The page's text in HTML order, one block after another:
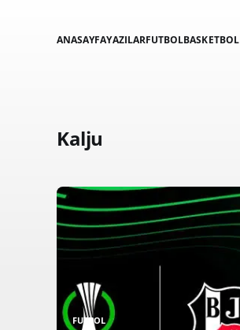
ANASAYFAYAZILARFUTBOLBASKETBOL
Kalju
FUTBOL